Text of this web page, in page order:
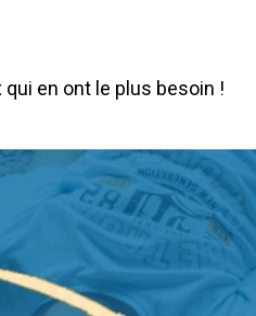
en ont le plus besoin !